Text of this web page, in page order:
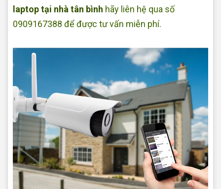
laptop tại nhà tân bình hãy liên hệ qua số
0909167388 để được tư vấn miễn phí.